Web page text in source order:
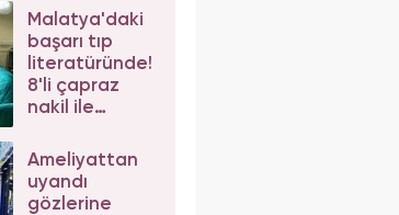
basit...
Malatya'daki
başarı tıp
literatüründe!
8'li çapraz
nakil ile
imza attılar
Ameliyattan
uyandı
gözlerine